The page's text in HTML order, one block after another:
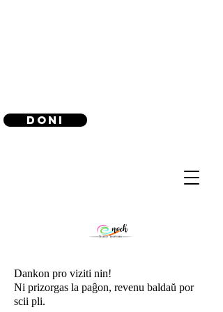
Doni
Dankon pro viziti nin!
Ni prizorgas la paĝon, revenu baldaŭ por
scii pli.